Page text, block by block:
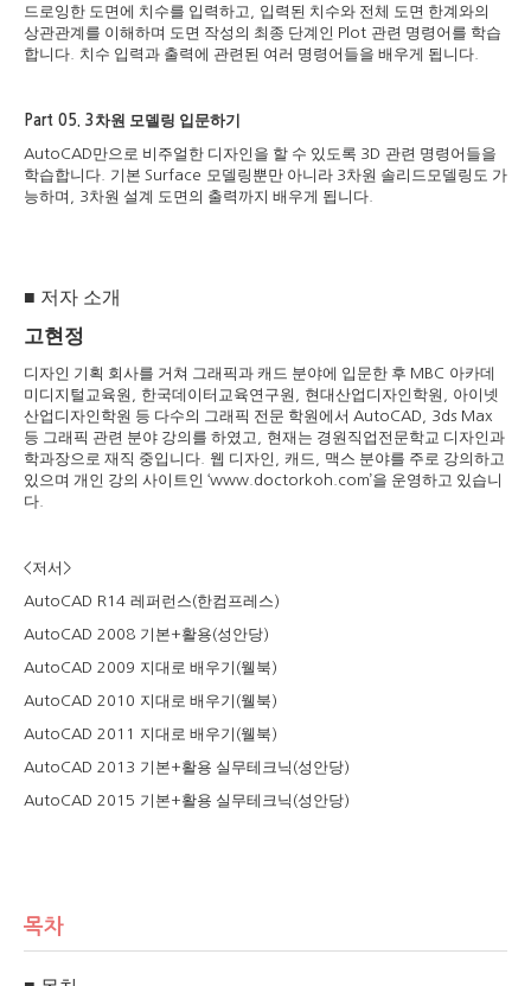
드로잉한 도면에 치수를 입력하고
입력된 치수와 전체 도면 한계와의
상관관계를 이해하며 도면 작성의 최종 단계인 Plot 관련 명령어를 학습
합니다 치수 입력과 출력에 관련된 여러 명령어들을 배우게 됩니다
Part 05. 3 차원 모델링 입문하기
AutoCAD만으로 비주얼한 디자인을 할 수 있도록 3D 관련 명령어들을
학습합니다 기본 Surface 모델링뿐만 아니라 3차원 솔리드모델링도 가
능하며
, 3차원 설계 도면의 출력까지 배우게 됩니다
■ 저자 소개
고현정
디자인 기획 회사를 거쳐 그래픽과 캐드 분야에 입문한 후 MBC 아카데
미디지털교육원
한국데이터교육연구원 현대산업디자인학원
아이넷
산업디자인학원 등 다수의 그래픽 전문 학원에서 AutoCAD, 3ds Max
등 그래픽 관련 분야 강의를 하였고
현재는 경원직업전문학교 디자인과
학과장으로 재직 중입니다 웹 디자인 캐드
맥스 분야를 주로 강의하고
있으며 개인 강의 사이트인 ‘www.doctorkoh.com’을 운영하고 있습니
다
<저서 >
AutoCAD R14 레퍼런스(한컴프레스)
AutoCAD 2008 기본+활용(성안당)
AutoCAD 2009 지대로 배우기 (웰북)
AutoCAD 2010 지대로 배우기 (웰북)
AutoCAD 2011 지대로 배우기 (웰북)
AutoCAD 2013 기본+활용 실무테크닉 (성안당)
AutoCAD 2015 기본+활용 실무테크닉 (성안당)
목차